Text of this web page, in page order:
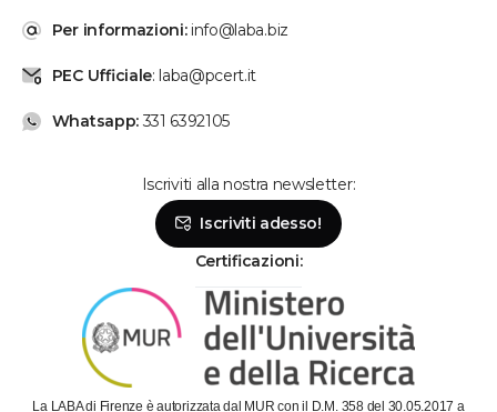
Per informazioni:info@laba.biz
PEC Ufficiale: laba@pcert.it
Whatsapp:331 6392105
Iscriviti alla nostra newsletter:
Iscriviti adesso!
Certificazioni:
La LABA di Firenze è autorizzata dal MUR con il D.M. 358 del 30.05.2017 a
Se hai bisogno, chiamaci!
Lunedì - Venerdì: dalle 9 alle 19
Sabato: dalle 9 alle 14
Parla con la segreteria
Contattaci su Whatsapp!
Il metodo più veloce per metterti in contatto con